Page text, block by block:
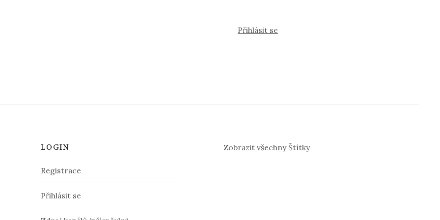
Přihlásit se
LOGIN
Registrace
Přihlásit se
Zobrazit všechny Štítky